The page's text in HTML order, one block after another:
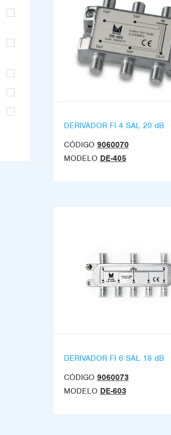
DERIVADOR FI 4 SAL 20 dB
CÓDIGO 9060070
MODELO DE-405
DERIVADOR FI 6 SAL 18 dB
CÓDIGO 9060073
MODELO DE-603